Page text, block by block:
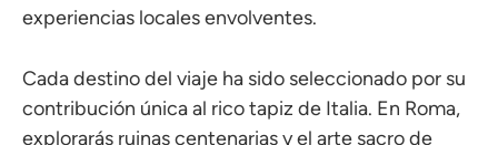
experiencias locales envolventes.
Cada destino del viaje ha sido seleccionado por su
contribución única al rico tapiz de Italia. En Roma,
explorarás ruinas centenarias y el arte sacro de